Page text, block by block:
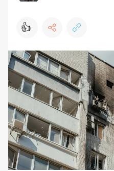
👍